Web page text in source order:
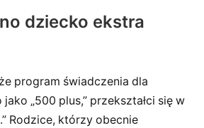
dziecko ekstra
program świadczenia dla
„500 plus,” przekształci się w
Rodzice, którzy obecnie